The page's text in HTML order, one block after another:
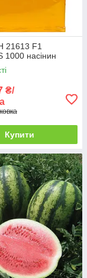
21613 F1
1000 насінин
₴/
Купити